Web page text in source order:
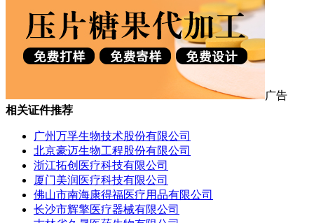
广告
相关证件推荐
广州万孚生物技术股份有限公司
北京豪迈生物工程股份有限公司
浙江拓创医疗科技有限公司
厦门美润医疗科技有限公司
佛山市南海康得福医疗用品有限公司
长沙市辉擎医疗器械有限公司